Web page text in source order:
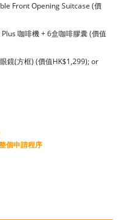
Front Opening Suitcase (價
咖啡機 + 6盒咖啡膠囊 (價值
鏡(方框) (價值HK$1,299); or
個申請程序